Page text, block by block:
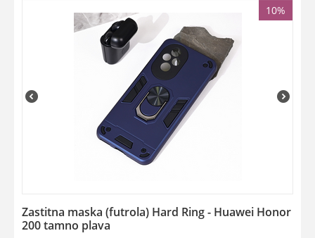
10%
Zastitna maska (futrola) Hard Ring - Huawei Honor
200 tamno plava